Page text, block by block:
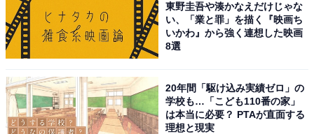
では受取評価を忘れないために、購入者側は何ができる
のでしょうか。
東野圭吾や湊かなえだけじゃな
い、「業と罪」を描く『映画ち
いかわ』から強く連想した映画
8選
20年間「駆け込み実績ゼロ」の
学校も…「こども110番の家」
は本当に必要？ PTAが直面する
理想と現実